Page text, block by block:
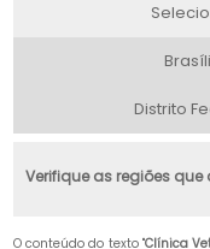
Distrito
Verifique as regiões
O conteúdo do texto "Clínica